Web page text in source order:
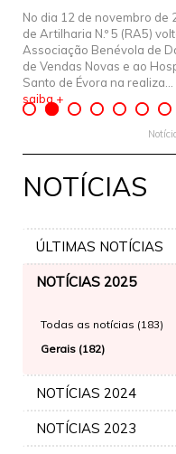
No dia 12 de novembro de
de Artilharia N.º 5 (RA5)
Associação Benévola de
de Vendas Novas e ao
Santo de Évora na realiza...
saiba +
NOTÍCIAS
ÚLTIMAS NOTÍCIAS
NOTÍCIAS 2025
Todas as notícias (183)
Gerais (182)
NOTÍCIAS 2024
NOTÍCIAS 2023